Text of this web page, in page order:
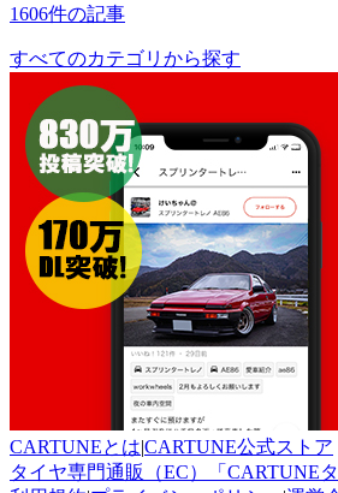
1606件の記事
すべてのカテゴリから探す
CARTUNEとは|CARTUNE公式ストア
タイヤ専門通販（EC）「CARTUNEタ